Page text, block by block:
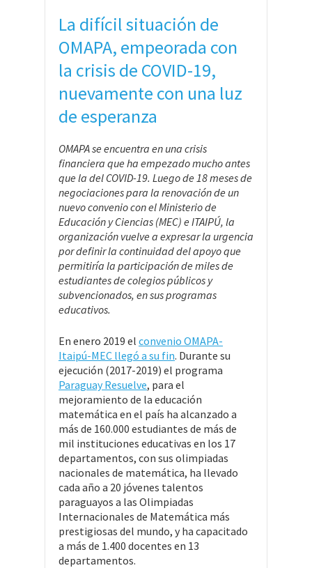
La difícil situación de
OMAPA, empeorada con
la crisis de COVID-19,
nuevamente con una luz
de esperanza
OMAPA se encuentra en una crisis
financiera que ha empezado mucho antes
que la del COVID-19. Luego de 18 meses de
negociaciones para la renovación de un
nuevo convenio con el Ministerio de
Educación y Ciencias (MEC) e ITAIPÚ, la
organización vuelve a expresar la urgencia
por definir la continuidad del apoyo que
permitiría la participación de miles de
estudiantes de colegios públicos y
subvencionados, en sus programas
educativos.
En enero 2019 el convenio OMAPA-
Itaipú-MEC llegó a su fin. Durante su
ejecución (2017-2019) el programa
Paraguay Resuelve, para el
mejoramiento de la educación
matemática en el país ha alcanzado a
más de 160.000 estudiantes de más de
mil instituciones educativas en los 17
departamentos, con sus olimpiadas
nacionales de matemática, ha llevado
cada año a 20 jóvenes talentos
paraguayos a las Olimpiadas
Internacionales de Matemática más
prestigiosas del mundo, y ha capacitado
a más de 1.400 docentes en 13
departamentos.